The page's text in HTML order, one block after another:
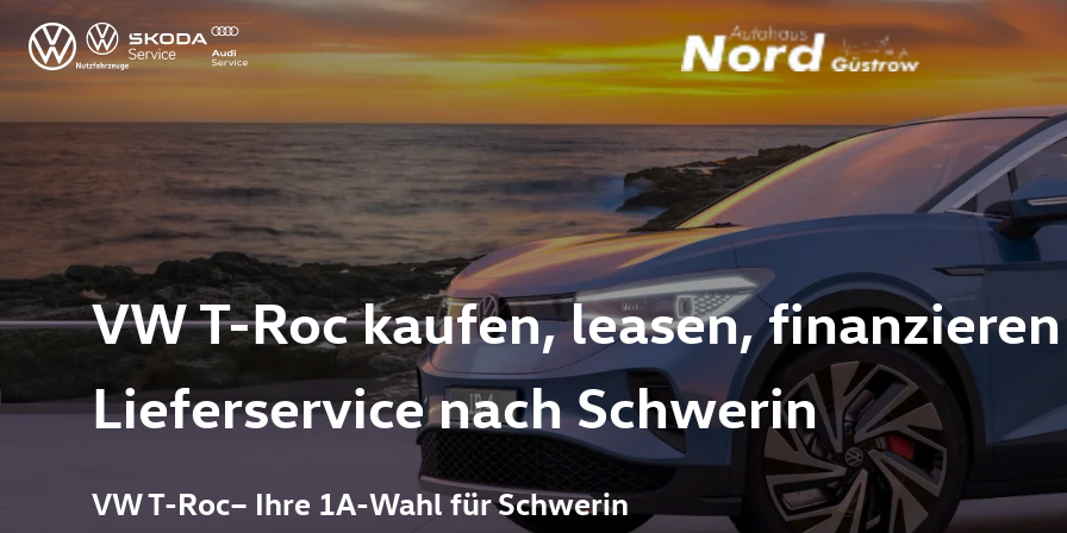
VW T-Roc kaufen, leasen,
Lieferservice nach Schwerin
VW T-Roc– Ihre 1A-Wahl für Schwerin